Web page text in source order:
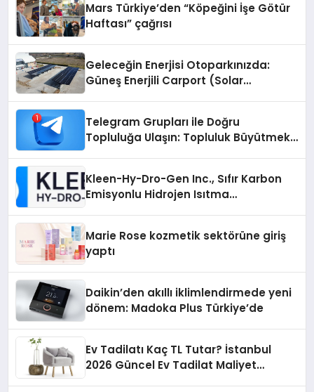
Mars Türkiye’den “Köpeğini İşe Götür
Haftası” çağrısı
Geleceğin Enerjisi Otoparkınızda:
Güneş Enerjili Carport (Solar
Telegram Grupları ile Doğru
Topluluğa Ulaşın: Topluluk Büyütmek
Kleen-Hy-Dro-Gen Inc., Sıfır Karbon
Emisyonlu Hidrojen Isıtma
Marie Rose kozmetik sektörüne giriş
yaptı
Daikin’den akıllı iklimlendirmede yeni
dönem: Madoka Plus Türkiye’de
Ev Tadilatı Kaç TL Tutar? İstanbul
2026 Güncel Ev Tadilat Maliyet